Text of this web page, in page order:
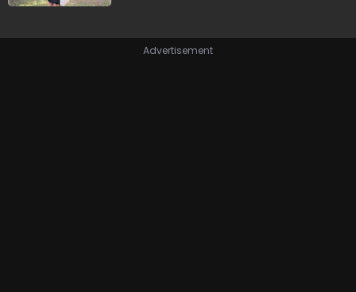
Advertisement